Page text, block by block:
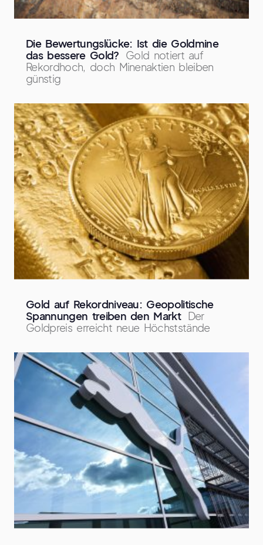
Die Bewertungslücke: Ist die Goldmine
das bessere Gold? Gold notiert auf
Rekordhoch, doch Minenaktien bleiben
günstig
Gold auf Rekordniveau: Geopolitische
Spannungen treiben den Markt Der
Goldpreis erreicht neue Höchststände